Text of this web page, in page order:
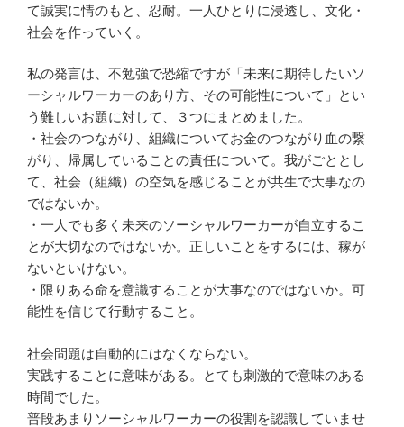
て誠実に情のもと、忍耐。一人ひとりに浸透し、文化・
社会を作っていく。
私の発言は、不勉強で恐縮ですが「未来に期待したいソ
ーシャルワーカーのあり方、その可能性について」とい
う難しいお題に対して、３つにまとめました。
・社会のつながり、組織についてお金のつながり血の繋
がり、帰属していることの責任について。我がごととし
て、社会（組織）の空気を感じることが共生で大事なの
ではないか。
・一人でも多く未来のソーシャルワーカーが自立するこ
とが大切なのではないか。正しいことをするには、稼が
ないといけない。
・限りある命を意識することが大事なのではないか。可
能性を信じて行動すること。
社会問題は自動的にはなくならない。
実践することに意味がある。とても刺激的で意味のある
時間でした。
普段あまりソーシャルワーカーの役割を認識していませ